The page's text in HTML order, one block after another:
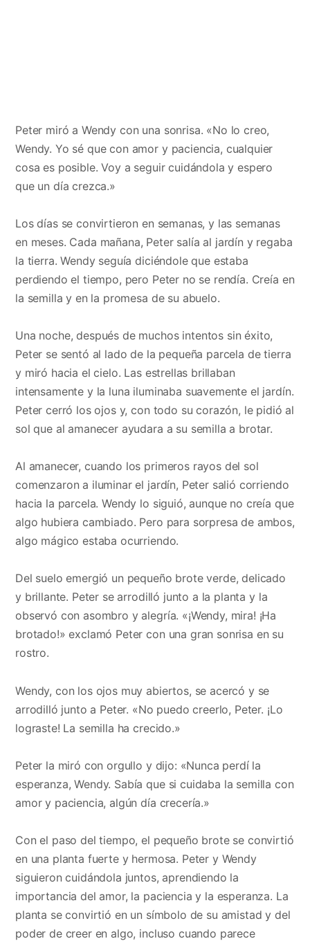
Peter miró a Wendy con una sonrisa. «No lo creo,
Wendy. Yo sé que con amor y paciencia, cualquier
cosa es posible. Voy a seguir cuidándola y espero
que un día crezca.»
Los días se convirtieron en semanas, y las semanas
en meses. Cada mañana, Peter salía al jardín y regaba
la tierra. Wendy seguía diciéndole que estaba
perdiendo el tiempo, pero Peter no se rendía. Creía en
la semilla y en la promesa de su abuelo.
Una noche, después de muchos intentos sin éxito,
Peter se sentó al lado de la pequeña parcela de tierra
y miró hacia el cielo. Las estrellas brillaban
intensamente y la luna iluminaba suavemente el jardín.
Peter cerró los ojos y, con todo su corazón, le pidió al
sol que al amanecer ayudara a su semilla a brotar.
Al amanecer, cuando los primeros rayos del sol
comenzaron a iluminar el jardín, Peter salió corriendo
hacia la parcela. Wendy lo siguió, aunque no creía que
algo hubiera cambiado. Pero para sorpresa de ambos,
algo mágico estaba ocurriendo.
Del suelo emergió un pequeño brote verde, delicado
y brillante. Peter se arrodilló junto a la planta y la
observó con asombro y alegría. «¡Wendy, mira! ¡Ha
brotado!» exclamó Peter con una gran sonrisa en su
rostro.
Wendy, con los ojos muy abiertos, se acercó y se
arrodilló junto a Peter. «No puedo creerlo, Peter. ¡Lo
lograste! La semilla ha crecido.»
Peter la miró con orgullo y dijo: «Nunca perdí la
esperanza, Wendy. Sabía que si cuidaba la semilla con
amor y paciencia, algún día crecería.»
Con el paso del tiempo, el pequeño brote se convirtió
en una planta fuerte y hermosa. Peter y Wendy
siguieron cuidándola juntos, aprendiendo la
importancia del amor, la paciencia y la esperanza. La
planta se convirtió en un símbolo de su amistad y del
poder de creer en algo, incluso cuando parece